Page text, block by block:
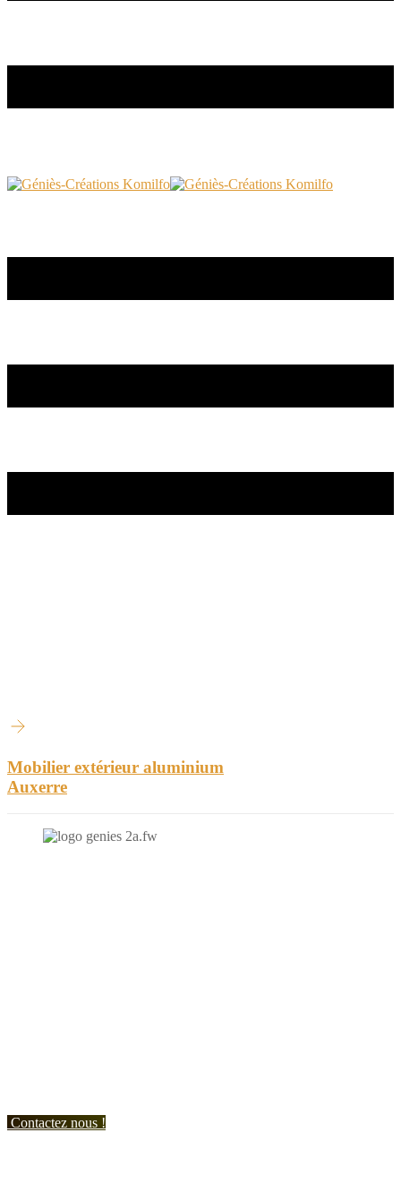
Mobilier extérieur aluminium
Auxerre
Contactez nous !